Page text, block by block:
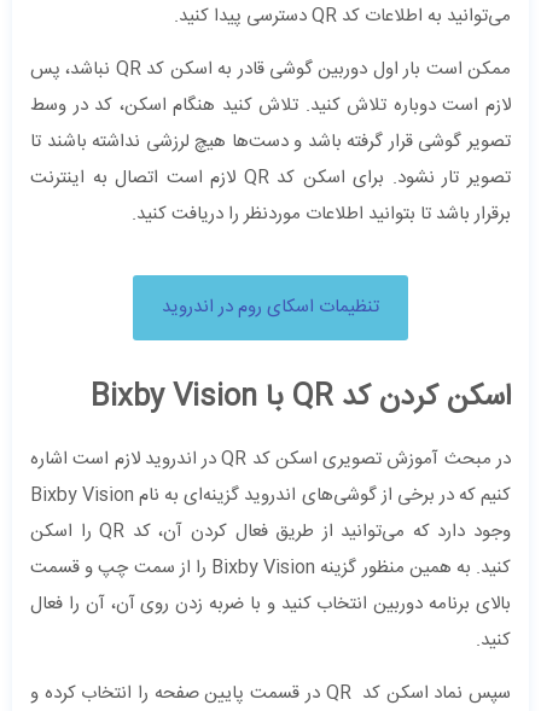
می‌توانید به اطلاعات کد QR دسترسی پیدا کنید.
ممکن است بار اول دوربین گوشی قادر به اسکن کد QR نباشد، پس
لازم است دوباره تلاش کنید. تلاش کنید هنگام اسکن، کد در وسط
تصویر گوشی قرار گرفته باشد و دست‌ها هیچ لرزشی نداشته باشند تا
تصویر تار نشود. برای اسکن کد QR لازم است اتصال به اینترنت
برقرار باشد تا بتوانید اطلاعات موردنظر را دریافت کنید.
تنظیمات اسکای روم در اندروید
اسکن کردن کد QR با Bixby Vision
در مبحث آموزش تصویری اسکن کد QR در اندروید لازم است اشاره
کنیم که در برخی از گوشی‌های اندروید گزینه‌ای به نام Bixby Vision
وجود دارد که می‌توانید از طریق فعال کردن آن، کد QR را اسکن
کنید. به همین منظور گزینه Bixby Vision را از سمت چپ و قسمت
بالای برنامه دوربین انتخاب کنید و با ضربه زدن روی آن، آن را فعال
کنید.
سپس نماد اسکن کد QR در قسمت پایین صفحه را انتخاب کرده و